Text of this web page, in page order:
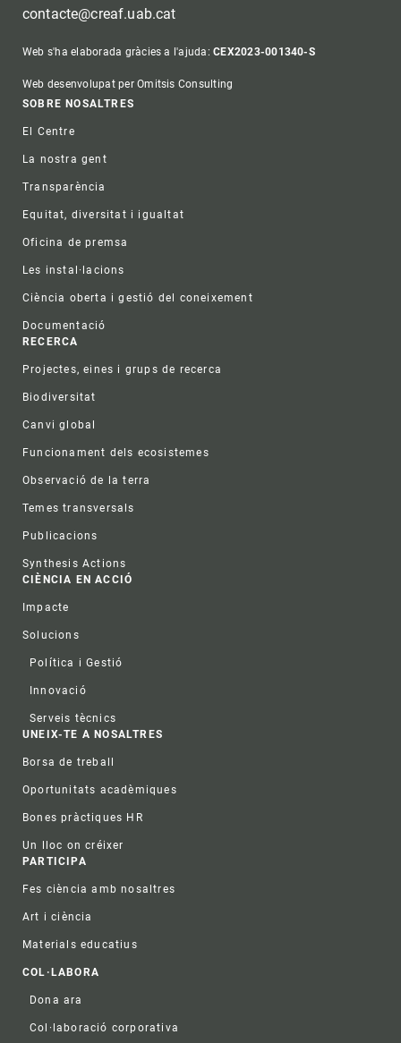
contacte@creaf.uab.cat
Web s'ha elaborada gràcies a l'ajuda:CEX2023-001340-S
Web desenvolupat per Omitsis Consulting
Footer
SOBRE NOSALTRES
El Centre
La nostra gent
Transparència
Equitat, diversitat i igualtat
Oficina de premsa
Les instal·lacions
Ciència oberta i gestió del coneixement
Documentació
RECERCA
Projectes, eines i grups de recerca
Biodiversitat
Canvi global
Funcionament dels ecosistemes
Observació de la terra
Temes transversals
Publicacions
Synthesis Actions
CIÈNCIA EN ACCIÓ
Impacte
Solucions
Política i Gestió
Innovació
Serveis tècnics
UNEIX-TE A NOSALTRES
Borsa de treball
Oportunitats acadèmiques
Bones pràctiques HR
Un lloc on créixer
PARTICIPA
Fes ciència amb nosaltres
Art i ciència
Materials educatius
COL·LABORA
Dona ara
Col·laboració corporativa